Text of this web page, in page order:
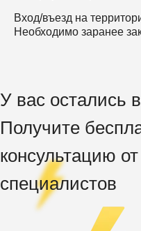
Вход/въезд на
Необходимо заранее
У вас остались
Получите
консультацию
специалистов